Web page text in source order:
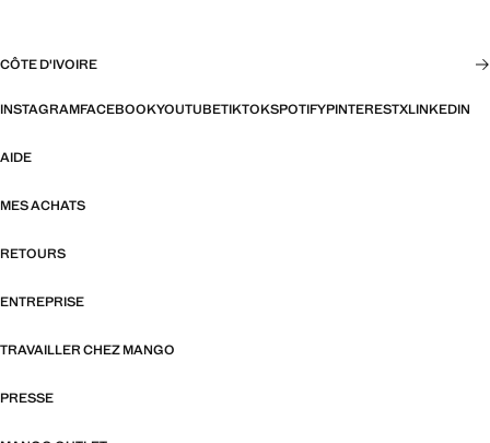
CÔTE D'IVOIRE
INSTAGRAMFACEBOOKYOUTUBETIKTOKSPOTIFYPINTERESTXLINKEDIN
AIDE
MES ACHATS
RETOURS
ENTREPRISE
TRAVAILLER CHEZ MANGO
PRESSE